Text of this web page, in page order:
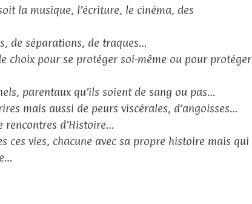
la musique, l’écriture, le cinéma, des
de séparations, de traques…
choix pour se protéger soi-même ou pour protéger
parentaux qu’ils soient de sang ou pas…
mais aussi de peurs viscérales, d’angoisses…
rencontres d’Histoire…
ces vies, chacune avec sa propre histoire mais qui